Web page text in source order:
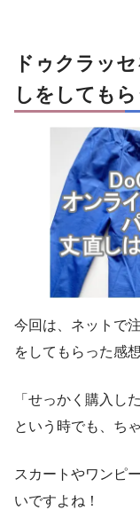
ドゥクラッ
しをしても
今回は、ネットで
をしてもらった感
「せっかく購入し
という時でも、ち
スカートやワンピ
いですよね！